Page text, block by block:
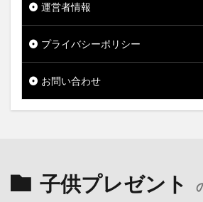
運営者情報
プライバシーポリシー
お問い合わせ
子供プレゼント